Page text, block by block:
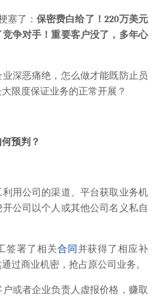
塞了：保密费白给了！220万美元
争对手！重要客户没了，多年心
深恶痛绝，怎么做才能既防止员
限度保证业务的正常开展？
预判？
利用公司的渠道、平台获取业务机
公司以个人或其他公司名义私自
签署了相关合同 并获得了相应补
过商业机密，抢占原公司业务。
户或者企业负责人虚报价格，赚取